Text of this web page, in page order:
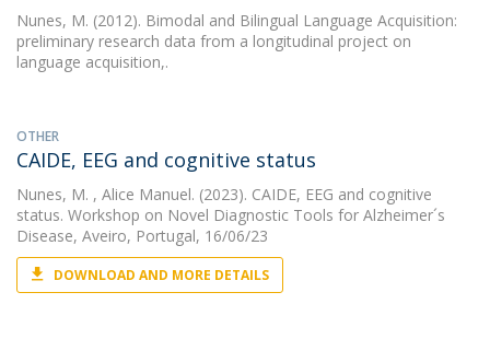
Nunes, M. (2012). Bimodal and Bilingual Language Acquisition:
preliminary research data from a longitudinal project on
language acquisition,.
OTHER
CAIDE, EEG and cognitive status
Nunes, M. , Alice Manuel. (2023). CAIDE, EEG and cognitive
status. Workshop on Novel Diagnostic Tools for Alzheimer´s
Disease, Aveiro, Portugal, 16/06/23
DOWNLOAD AND MORE DETAILS